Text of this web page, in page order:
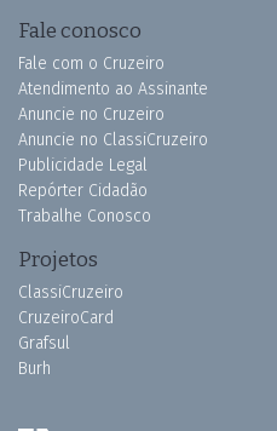
Fale conosco
Fale com o Cruzeiro
Atendimento ao Assinante
Anuncie no Cruzeiro
Anuncie no ClassiCruzeiro
Publicidade Legal
Repórter Cidadão
Trabalhe Conosco
Projetos
ClassiCruzeiro
CruzeiroCard
Grafsul
Burh